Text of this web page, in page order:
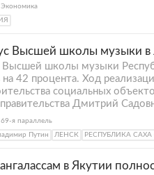
Экономика
Высшей школы музыки в
Высшей школы музыки
на 42 процента. Ход
социальных
Дмитрий
69-я параллель
Путин ЛЕНСК РЕСПУБЛИКА САХА
в Якутии